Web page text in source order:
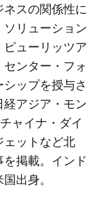
スの関係性に
リューション
ューリッツア
ンター・フォ
ップを授与さ
アジア・モン
ャイナ・ダイ
ェットなど北
掲載。インド
出身。